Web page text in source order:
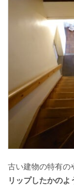
古い建物の特有の
リップしたかのよ